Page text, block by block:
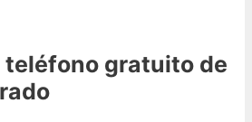
gratuito de